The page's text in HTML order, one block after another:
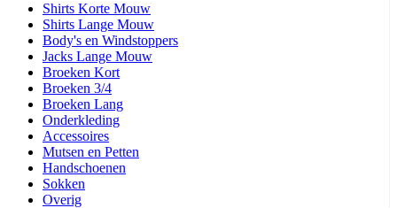
Shirts Korte Mouw
Shirts Lange Mouw
Body's en Windstoppers
Jacks Lange Mouw
Broeken Kort
Broeken 3/4
Broeken Lang
Onderkleding
Accessoires
Mutsen en Petten
Handschoenen
Sokken
Overig